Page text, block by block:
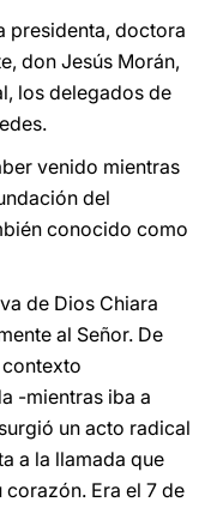
presidenta, doctora
don Jesús Morán,
los delegados de
venido mientras
del
conocido como
de Dios Chiara
al Señor. De
-mientras iba a
un acto radical
a la llamada que
Era el 7 de